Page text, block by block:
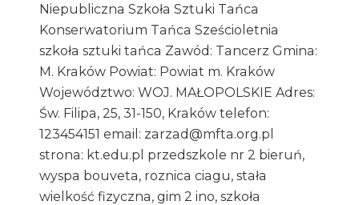
Niepubliczna Szkoła Sztuki Tańca
Konserwatorium Tańca Sześcioletnia
szkoła sztuki tańca Zawód: Tancerz Gmina:
M. Kraków Powiat: Powiat m. Kraków
Województwo: WOJ. MAŁOPOLSKIE Adres:
Św. Filipa, 25, 31-150, Kraków telefon:
123454151 email: zarzad@mfta.org.pl
strona: kt.edu.pl przedszkole nr 2 bieruń,
wyspa bouveta, roznica ciagu, stała
wielkość fizyczna, gim 2 ino, szkoła